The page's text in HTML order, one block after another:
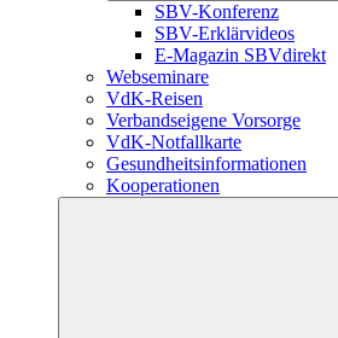
SBV-Konferenz
SBV-Erklärvideos
E-Magazin SBVdirekt
Webseminare
VdK-Reisen
Verbandseigene Vorsorge
VdK-Notfallkarte
Gesundheitsinformationen
Kooperationen